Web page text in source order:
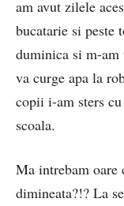
am avut zilele
bucatarie si peste
duminica si m-am
va curge apa la
copii i-am sters
scoala.
Ma intrebam oare
dimineata?!? La